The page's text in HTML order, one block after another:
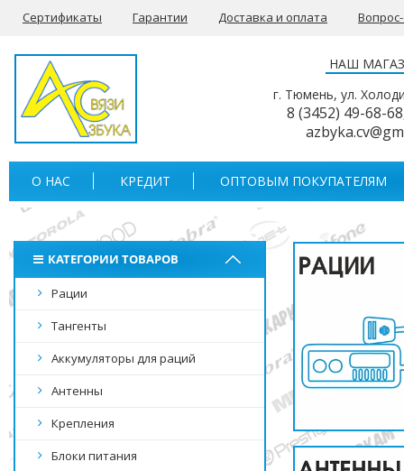
Сертификаты Гарантии Доставка и оплата
НАШ
г. Тюмень, ул.
8 (3452) 49-68-68
О НАС КРЕДИТ ОПТОВЫМ ПОКУПАТЕЛЯМ
КАТЕГОРИИ ТОВАРОВ
Рации
Тангенты
Аккумуляторы для раций
Антенны
Крепления
Блоки питания